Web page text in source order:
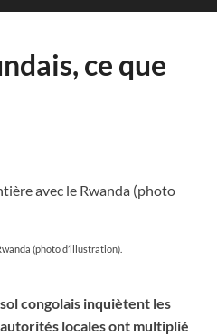
ce que
(photo d’illustration).
congolais inquiètent les
locales ont multiplié